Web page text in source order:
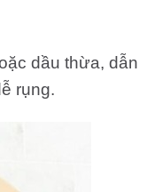
dầu thừa, dẫn
rụng.